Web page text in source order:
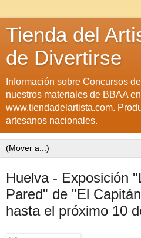
Tienda del
de Divertirse
Información sobre Concursos
nuestros materiales de BBAA
www.tiendadelartista.com.
artesanos nacionales.
Huelva - Exposición
Pared" de "El
hasta el próximo 10